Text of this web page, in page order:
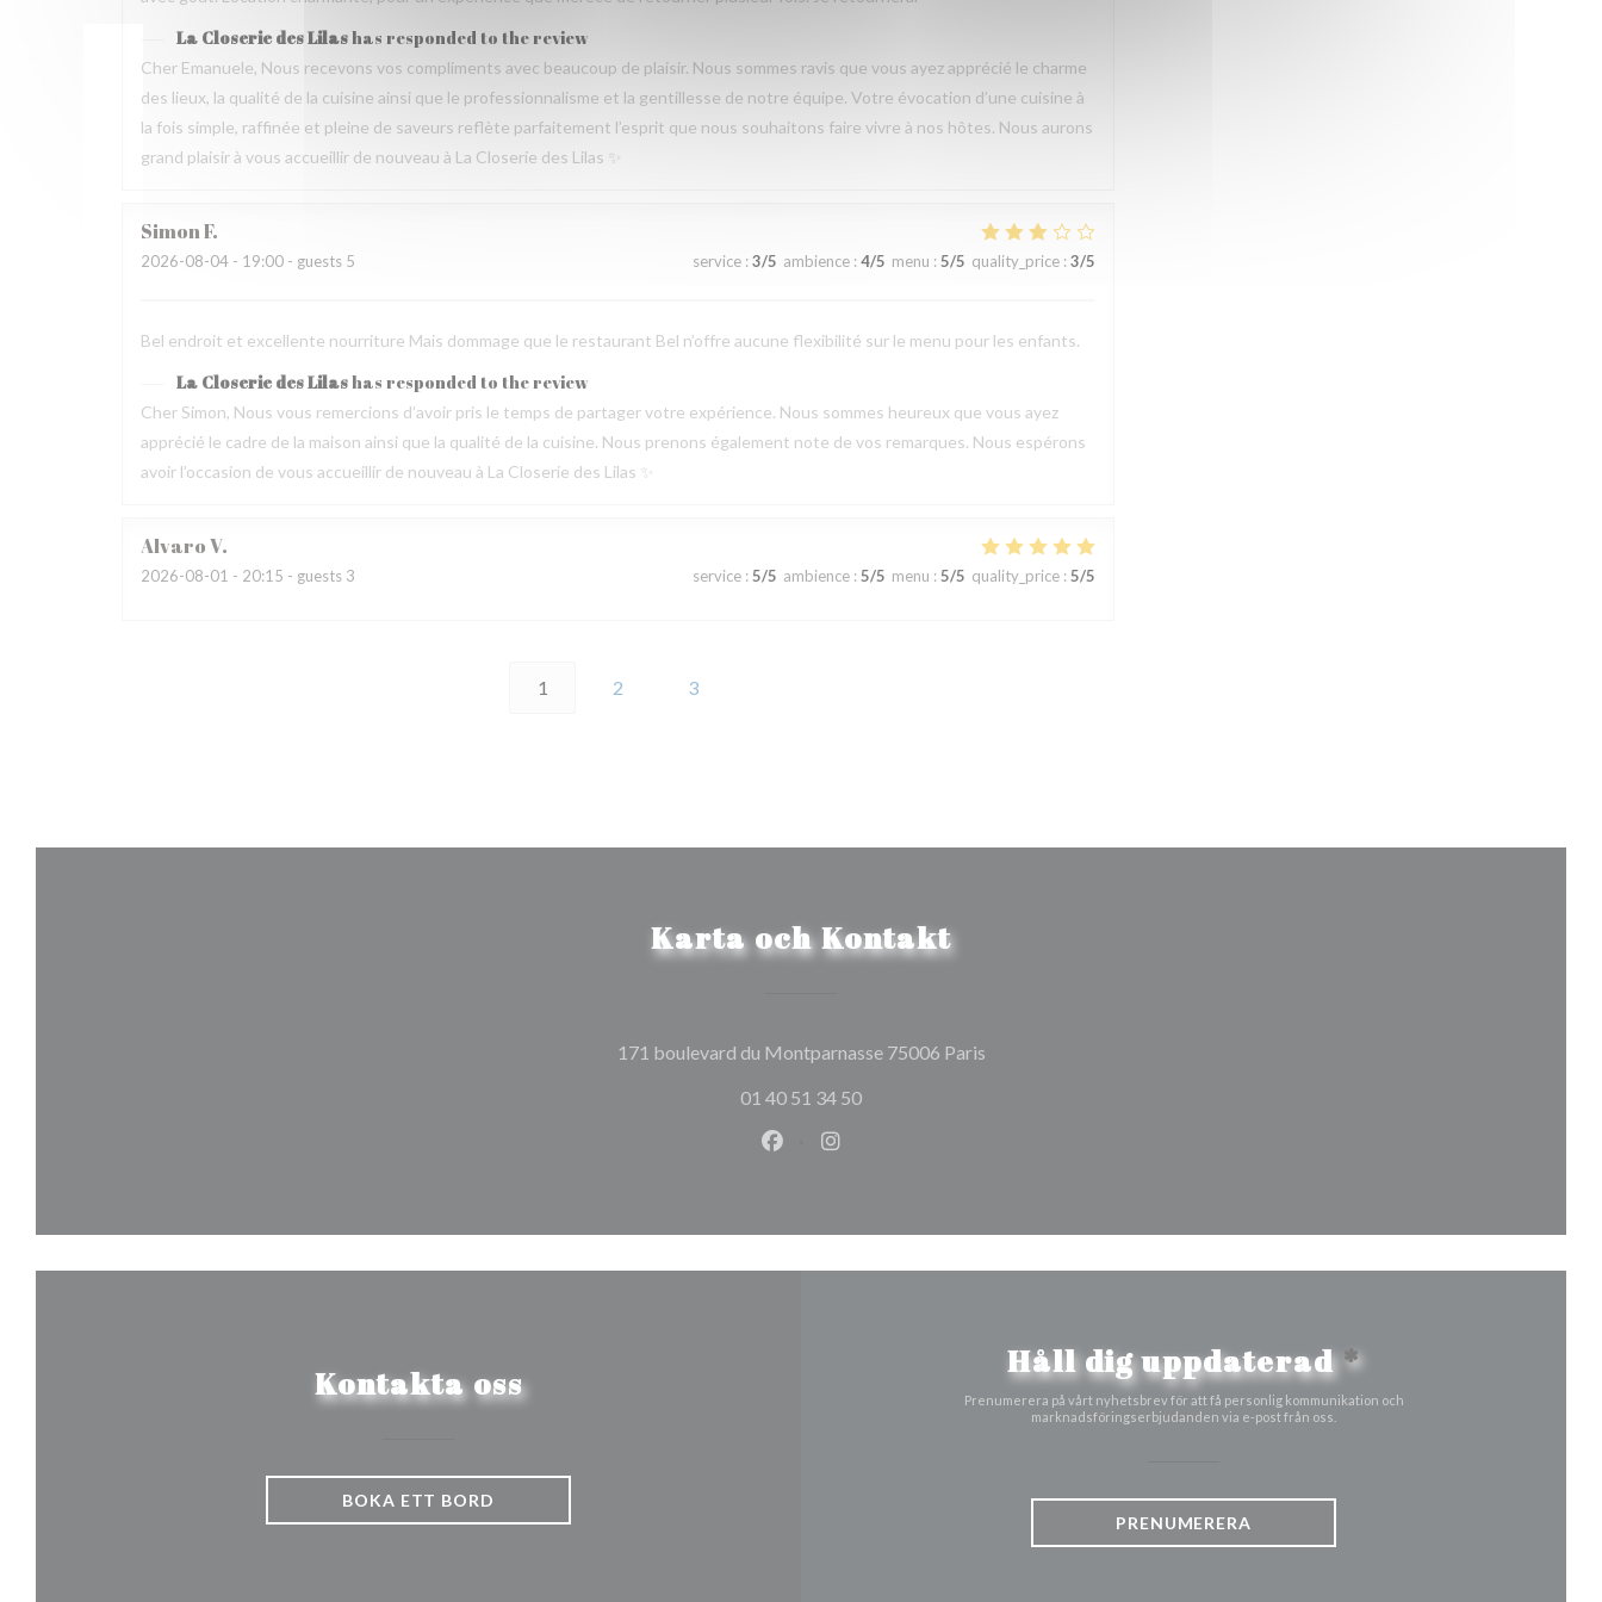
La Closerie des Lilashas responded to the review
Cher Emanuele, Nous recevons vos compliments avec beaucoup de plaisir. Nous sommes ravis que vous ayez apprécié le charme
des lieux, la qualité de la cuisine ainsi que le professionnalisme et la gentillesse de notre équipe. Votre évocation d’une cuisine à
la fois simple, raffinée et pleine de saveurs reflète parfaitement l’esprit que nous souhaitons faire vivre à nos hôtes. Nous aurons
grand plaisir à vous accueillir de nouveau à La Closerie des Lilas ✨
SimonF
2026-08-04 - 19:00 - guests 5 service: 3/5 ambience: 4/5 menu : 5/5 quality_price: 3/5
Bel endroit et excellente nourriture Mais dommage que le restaurant Bel n’offre aucune flexibilité sur le menu pour les enfants.
La Closerie des Lilashas responded to the review
Cher Simon, Nous vous remercions d’avoir pris le temps de partager votre expérience. Nous sommes heureux que vous ayez
apprécié le cadre de la maison ainsi que la qualité de la cuisine. Nous prenons également note de vos remarques. Nous espérons
avoir l’occasion de vous accueillir de nouveau à La Closerie des Lilas ✨
AlvaroV
2026-08-01 - 20:15 - guests 3 service: 5/5 ambience: 5/5 menu : 5/5 quality_price: 5/5
1 2 3
Karta och Kontakt
171 boulevard du Montparnasse 75006 Paris((öppnas i ett nytt fönster))
01 40 51 34 50
Facebook ((öppnas i ett nytt fönster))
Instagram ((öppnas i ett nytt fönster))
Kontakta oss
BOKA ETT BORD
Håll dig uppdaterad*
Prenumerera på vårt nyhetsbrev för att få personlig kommunikation och
marknadsföringserbjudanden via e-post från oss.
PRENUMERERA